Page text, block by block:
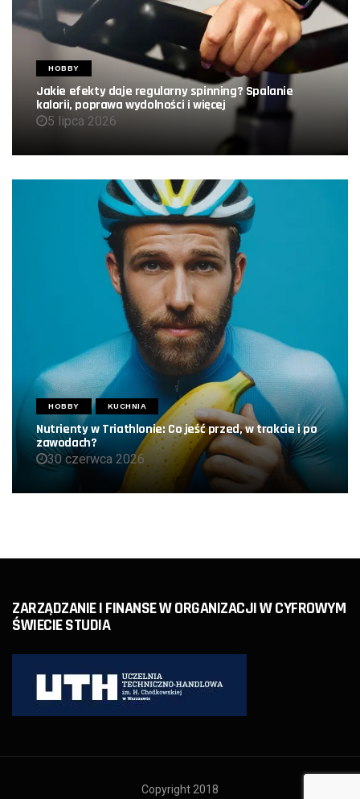
HOBBY
Jakie efekty daje regularny spinning? Spalanie
kalorii, poprawa wydolności i więcej
5 lipca 2026
HOBBY KUCHNIA
Nutrienty w Triathlonie: Co jeść przed, w trakcie i po
zawodach?
30 czerwca 2026
ZARZĄDZANIE I FINANSE W ORGANIZACJI W CYFROWYM
ŚWIECIE STUDIA
Copyright 2018